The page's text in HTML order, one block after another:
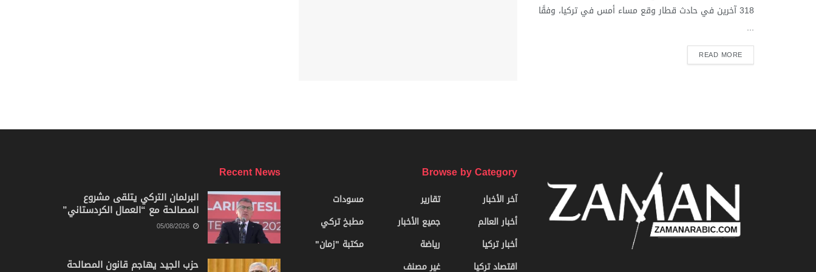
318 آخرين في حادث قطار وقع مساء أمس في تركيا، وفقًا
...
READ MORE
Browse by Category
آخر الأخبار
أخبار العالم
أخبار تركيا
اقتصاد تركيا
تقارير
جميع الأخبار
رياضة
غير مصنف
مسودات
مطبخ تركي
مكتبة "زمان"
Recent News
البرلمان التركي يتلقى مشروع
المصالحة مع “العمال الكردستاني”
حزب الجيد يهاجم قانون المصالحة